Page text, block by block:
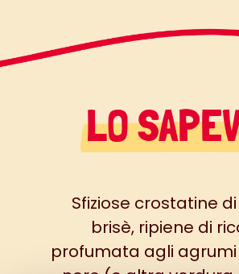
LO
Sfiziose crostatine
brisè, ripiene di
profumata agli